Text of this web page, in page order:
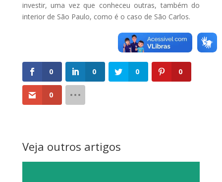
investir, uma vez que conheceu outras, também do
interior de São Paulo, como é o caso de São Carlos.
0 0 0 0
0
Veja outros artigos